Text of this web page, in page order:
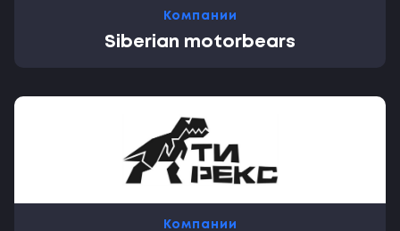
Компании
Siberian motorbears
Компании